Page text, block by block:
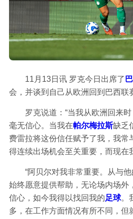
11月13日讯 罗克今日出席了
会，并谈到自己从欧洲回到巴西联
罗克说道：“当我从欧洲回来
毫无信心。当我在帕尔梅拉斯缺乏
费雷拉将这份信任赋予了我，我常
得连续出场机会至关重要，而现在
“阿贝尔对我非常重要。从与
始终愿意提供帮助，无论场内场外
信心，如今我得以找回我的足球。
多，在工作方面情况有所不同，但